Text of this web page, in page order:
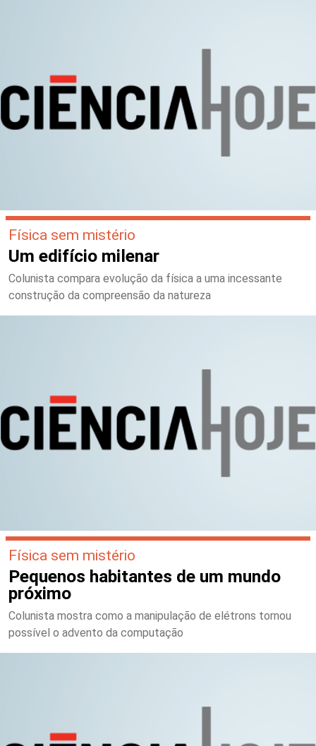
Física sem mistério
Um edifício milenar
Colunista compara evolução da física a uma incessante
construção da compreensão da natureza
Física sem mistério
Pequenos habitantes de um mundo
próximo
Colunista mostra como a manipulação de elétrons tornou
possível o advento da computação